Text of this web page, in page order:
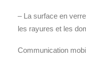
– La surface en
les rayures et les
Communication